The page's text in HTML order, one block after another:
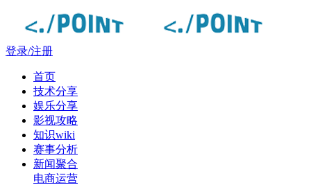
登录/注册
首页
技术分享
娱乐分享
影视攻略
知识wiki
赛事分析
新闻聚合
电商运营